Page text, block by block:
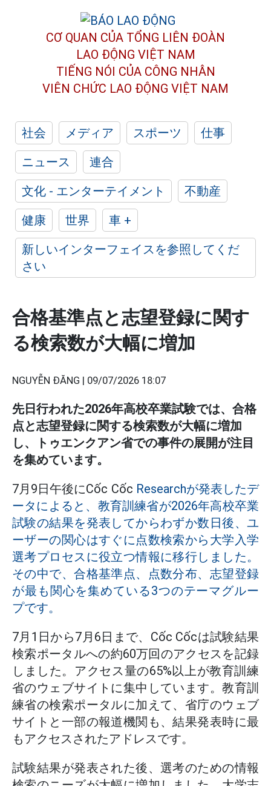
CƠ QUAN CỦA TỔNG LIÊN ĐOÀN
LAO ĐỘNG VIỆT NAM
TIẾNG NÓI CỦA CÔNG NHÂN
VIÊN CHỨC LAO ĐỘNG VIỆT NAM
社会 メディア スポーツ
仕事
ニュース
連合
文化 - エンターテイメント
不動産
健康
世界
車 +
新しいインターフェイスを参照してくだ
さい
合格基準点と志望登録に関す
る検索数が大幅に増加
NGUYỄN ĐĂNG | 09/07/2026 18:07
先日行われた2026年高校卒業試験では、合格
点と志望登録に関する検索数が大幅に増加
し、トゥエンクアン省での事件の展開が注目
を集めています。
7月9日午後にCốc Cốc Researchが発表したデ
ータによると、教育訓練省が2026年高校卒業
試験の結果を発表してからわずか数日後、ユ
ーザーの関心はすぐに点数検索から大学入学
選考プロセスに役立つ情報に移行しました。
その中で、合格基準点、点数分布、志望登録
が最も関心を集めている3つのテーマグルー
プです。
7月1日から7月6日まで、Cốc Cốcは試験結果
検索ポータルへの約60万回のアクセスを記録
しました。アクセス量の65%以上が教育訓練
省のウェブサイトに集中しています。教育訓
練省の検索ポータルに加えて、省庁のウェブ
サイトと一部の報道機関も、結果発表時に最
もアクセスされたアドレスです。
試験結果が発表された後、選考のための情報